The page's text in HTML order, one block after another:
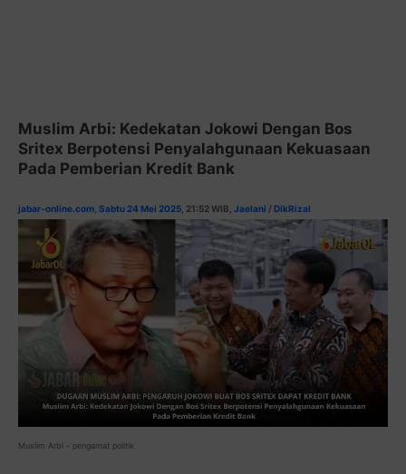
Muslim Arbi: Kedekatan Jokowi Dengan Bos
Sritex Berpotensi Penyalahgunaan Kekuasaan
Pada Pemberian Kredit Bank
jabar-online.com, Sabtu 24 Mei 2025 , 21:52 WIB, Jaelani / DikRizal
Muslim Arbi - pengamat politik